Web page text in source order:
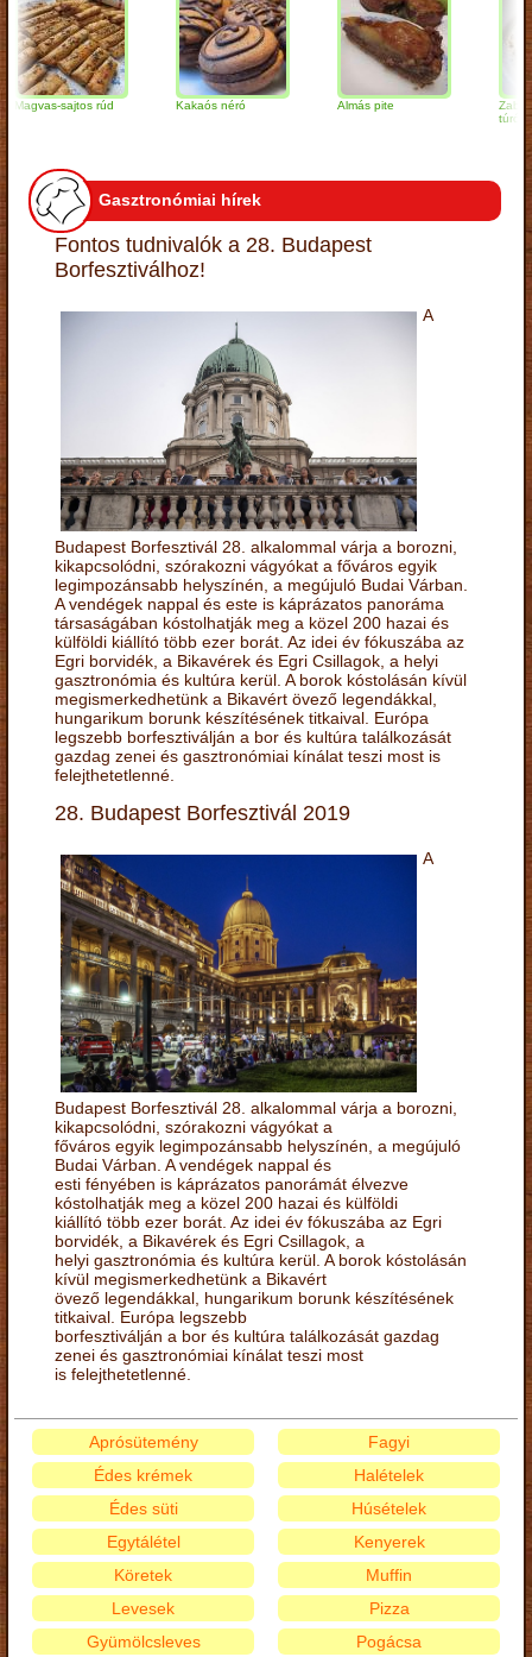
sajtos rúd Kakaós néró Almás pite
Zabpelyhes
túrógombóc
Gasztronómiai hírek
Fontos tudnivalók a 28. Budapest
Borfesztiválhoz!
A
Budapest Borfesztivál 28. alkalommal várja a borozni,
kikapcsolódni, szórakozni vágyókat a főváros egyik
legimpozánsabb helyszínén, a megújuló Budai Várban.
A vendégek nappal és este is káprázatos panoráma
társaságában kóstolhatják meg a közel 200 hazai és
külföldi kiállító több ezer borát. Az idei év fókuszába az
Egri borvidék, a Bikavérek és Egri Csillagok, a helyi
gasztronómia és kultúra kerül. A borok kóstolásán kívül
megismerkedhetünk a Bikavért övező legendákkal,
hungarikum borunk készítésének titkaival. Európa
legszebb borfesztiválján a bor és kultúra találkozását
gazdag zenei és gasztronómiai kínálat teszi most is
felejthetetlenné.
28. Budapest Borfesztivál 2019
A
Budapest Borfesztivál 28. alkalommal várja a borozni,
kikapcsolódni, szórakozni vágyókat a
főváros egyik legimpozánsabb helyszínén, a megújuló
Budai Várban. A vendégek nappal és
esti fényében is káprázatos panorámát élvezve
kóstolhatják meg a közel 200 hazai és külföldi
kiállító több ezer borát. Az idei év fókuszába az Egri
borvidék, a Bikavérek és Egri Csillagok, a
helyi gasztronómia és kultúra kerül. A borok kóstolásán
kívül megismerkedhetünk a Bikavért
övező legendákkal, hungarikum borunk készítésének
titkaival. Európa legszebb
borfesztiválján a bor és kultúra találkozását gazdag
zenei és gasztronómiai kínálat teszi most
is felejthetetlenné.
Aprósütemény
Édes krémek
Édes süti
Egytálétel
Fagyi
Halételek
Húsételek
Kenyerek
Köretek
Levesek
Gyümölcsleves
Muffin
Pizza
Pogácsa